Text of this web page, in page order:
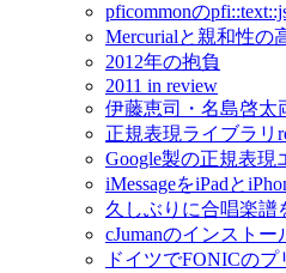
pficommonの
Mercurialと親和性の
2012年の抱負
2011 in review
伊藤恵司・名島啓太
正規表現ライブラリ
Google製の正規表現
iMessageをiPadと
久しぶりに合唱楽譜
cJumanのインストー
ドイツでFONICの